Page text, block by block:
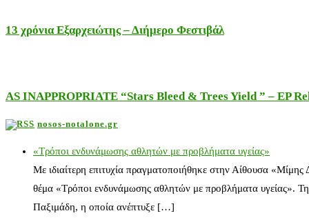
13 χρόνια Εξαρχειώτης – Διήμερο Φεστιβάλ
AS INAPPROPRIATE “Stars Bleed & Trees Yield ” – EP
nosos-notalone.gr
«Τρόποι ενδυνάμωσης αθλητών με προβλήματα υγείας»
Με ιδιαίτερη επιτυχία πραγματοποιήθηκε στην Αίθουσα
θέμα «Τρόποι ενδυνάμωσης αθλητών με προβλήματα υγείας».
Παξιμάδη, η οποία ανέπτυξε […]